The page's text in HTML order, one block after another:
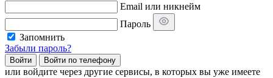
Email или никнейм
Пароль
Запомнить
Забыли пароль?
Войти Войти по телефону
или войдите через другие сервисы, в которых вы уже имеете